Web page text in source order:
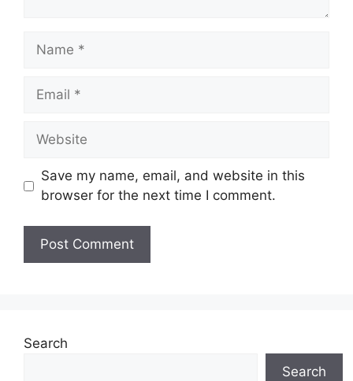
Name
Email
Website
Save my name, email, and website in this
browser for the next time I comment.
Search
Search